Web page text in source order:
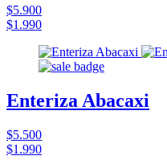
$5.900
$1.990
Enteriza Abacaxi
$5.500
$1.990